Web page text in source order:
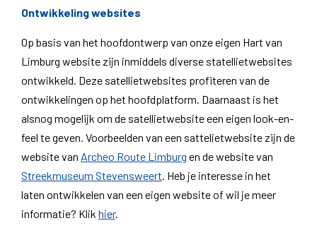
Ontwikkeling websites
Op basis van het hoofdontwerp van onze eigen Hart van
Limburg website zijn inmiddels diverse statellietwebsites
ontwikkeld. Deze satellietwebsites profiteren van de
ontwikkelingen op het hoofdplatform. Daarnaast is het
alsnog mogelijk om de satellietwebsite een eigen look-en-
feel te geven. Voorbeelden van een sattelietwebsite zijn de
website van Archeo Route Limburg en de website van
Streekmuseum Stevensweert. Heb je interesse in het
laten ontwikkelen van een eigen website of wil je meer
informatie? Klik hier.